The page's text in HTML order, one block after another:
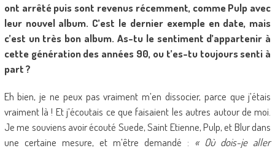
ont arrêté puis sont revenus récemment, comme Pulp avec
leur nouvel album. C’est le dernier exemple en date, mais
c’est un très bon album. As-tu le sentiment d’appartenir à
cette génération des années 90, ou t’es-tu toujours senti à
part ?
Eh bien, je ne peux pas vraiment m’en dissocier, parce que j’étais
vraiment là ! Et j’écoutais ce que faisaient les autres autour de moi.
Je me souviens avoir écouté Suede, Saint Etienne, Pulp, et Blur dans
une certaine mesure, et m’être demandé : « Où dois-je aller